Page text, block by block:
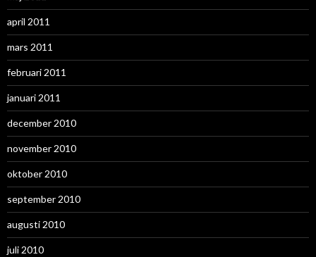
april 2011
mars 2011
februari 2011
januari 2011
december 2010
november 2010
oktober 2010
september 2010
augusti 2010
juli 2010